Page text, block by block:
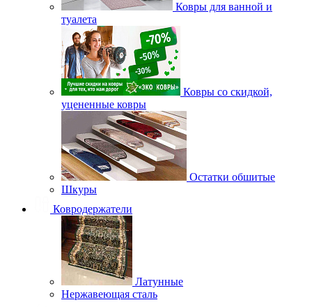
Ковры для ванной и
туалета
Ковры со скидкой,
уцененные ковры
Остатки обшитые
Шкуры
Ковродержатели
Латунные
Нержавеющая сталь